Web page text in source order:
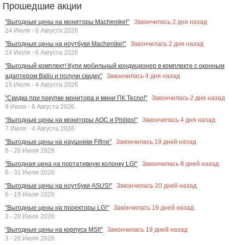
Прошедшие акции
"Выгодные цены на мониторы Machenike!" Закончилась 2 дня назад
24 Июля - 6 Августа 2026
"Выгодные цены на ноутбуки Machenike!"
Закончилась 2 дня назад
24 Июля - 6 Августа 2026
"Выгодный комплект! Купи мобильный кондиционер в комплекте с оконным
адаптером Ballu и получи скидку"
Закончилась 4 дня назад
15 Июля - 4 Августа 2026
"Скидка при покупке монитора и мини ПК Tecno!"
Закончилась 2 дня назад
9 Июля - 6 Августа 2026
"Выгодные цены на мониторы AOC и Philips!"
Закончилась 4 дня назад
7 Июля - 4 Августа 2026
"Выгодные цены на наушники Fifine"
Закончилась 19 дней назад
6 - 20 Июля 2026
"Выгодная цена на портативную колонку LG!"
Закончилась 8 дней назад
6 - 31 Июля 2026
"Выгодные цены на ноутбуки ASUS!"
Закончилась 20 дней назад
6 - 19 Июля 2026
"Выгодные цены на проекторы LG!"
Закончилась 19 дней назад
3 - 20 Июля 2026
"Выгодные цены на корпуса MSI!"
Закончилась 19 дней назад
3 - 20 Июля 2026